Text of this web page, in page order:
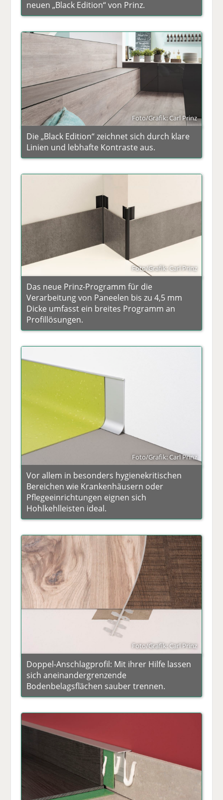
neuen „Black Edition“ von Prinz.
Foto/Grafik: Carl Prinz
Die „Black Edition“ zeichnet sich durch klare
Linien und lebhafte Kontraste aus.
Foto/Grafik: Carl Prinz
Das neue Prinz-Programm für die
Verarbeitung von Paneelen bis zu 4,5 mm
Dicke umfasst ein breites Programm an
Profillösungen.
Foto/Grafik: Carl Prinz
Vor allem in besonders hygienekritischen
Bereichen wie Krankenhäusern oder
Pflegeeinrichtungen eignen sich
Hohlkehlleisten ideal.
Foto/Grafik: Carl Prinz
Doppel-Anschlagprofil: Mit ihrer Hilfe lassen
sich aneinandergrenzende
Bodenbelagsflächen sauber trennen.